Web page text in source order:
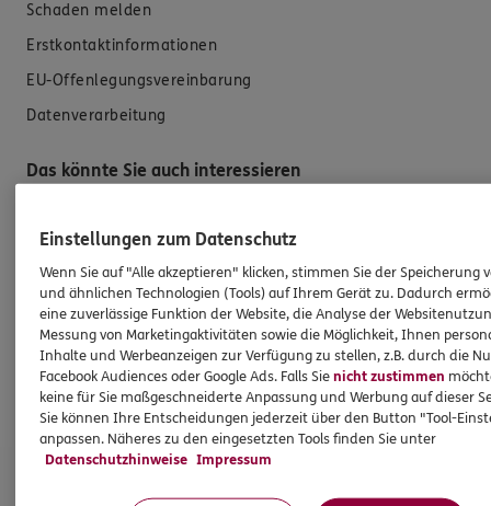
Schaden melden
Erstkontaktinformationen
EU-Offenlegungsvereinbarung
Datenverarbeitung
Das könnte Sie auch interessieren
Unsere Agentur
Referenzen
Standorte
Sponsoring
Kooperationspartner
Schwerpunkte
ERGO Versicherung Bernd Schwegmann
Einstellungen zum Datenschutz
Wenn Sie auf "Alle akzeptieren" klicken, stimmen Sie der Speicherung
und ähnlichen Technologien (Tools) auf Ihrem Gerät zu. Dadurch
eine zuverlässige Funktion der Website, die Analyse der
Messung von Marketingaktivitäten sowie die Möglichkeit, Ihnen
Inhalte und Werbeanzeigen zur Verfügung zu stellen, z.B. durch die
Facebook Audiences oder Google Ads. Falls Sienicht zustimmen
keine für Sie maßgeschneiderte Anpassung und Werbung auf dieser
Sie können Ihre Entscheidungen jederzeit über den Button "Tool-
anpassen. Näheres zu den eingesetzten Tools finden Sie unter
Datenschutzhinweise Impressum